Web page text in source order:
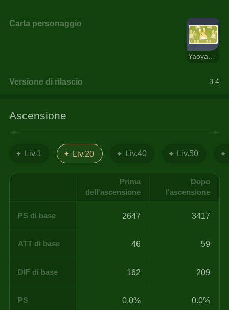
Carta personaggio
Yaoyao: Yuegui
Versione di rilascio 3.4
Ascensione
Liv.1 Liv.20 Liv.40 Liv.50
Prima
dell'ascensione
Dopo
l'ascensione
PS di base 2647 3417
ATT di base 46 59
DIF di base 162 209
PS 0.0% 0.0%